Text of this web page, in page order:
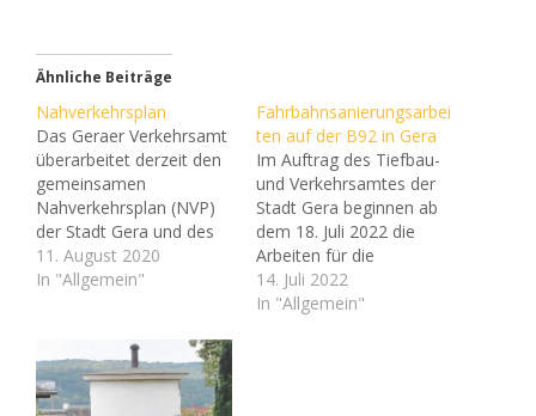
Ähnliche Beiträge
Nahverkehrsplan
Das Geraer Verkehrsamt
überarbeitet derzeit den
gemeinsamen
Nahverkehrsplan (NVP)
der Stadt Gera und des
Landkreises Greiz. Für
alle Bürgerinnen und
Zusammenhang die
Möglichkeit, Anregungen,
Ideen und Hinweise zum
11. August 2020
In "Allgemein"
Fahrbahnsanierungsarbei
ten auf der B92 in Gera
Im Auftrag des Tiefbau-
und Verkehrsamtes der
Stadt Gera beginnen ab
dem 18. Juli 2022 die
Arbeiten für die
Sanierung der B92. Es
erfolgt eine
14. Juli 2022
In "Allgemein"